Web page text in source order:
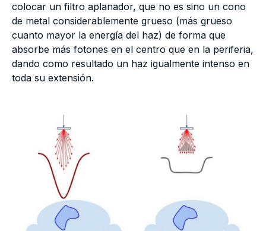
colocar un filtro aplanador, que no es sino un cono
de metal considerablemente grueso (más grueso
cuanto mayor la energía del haz) de forma que
absorbe más fotones en el centro que en la periferia,
dando como resultado un haz igualmente intenso en
toda su extensión.